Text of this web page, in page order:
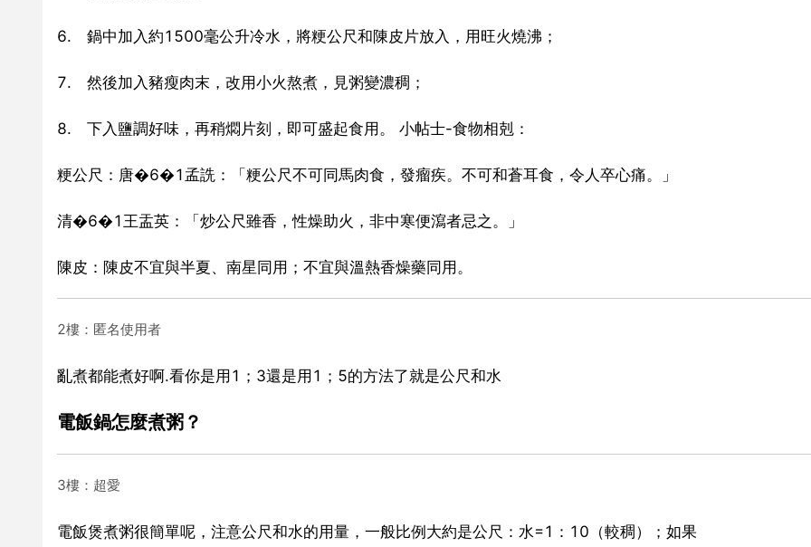
6. 鍋中加入約1500毫公升冷水，將粳公尺和陳皮片放入，用旺火燒沸；
7. 然後加入豬瘦肉末，改用小火熬煮，見粥變濃稠；
8. 下入鹽調好味，再稍燜片刻，即可盛起食用。 小帖士-食物相剋：
粳公尺：唐�6�1孟詵：「粳公尺不可同馬肉食，發瘤疾。不可和蒼耳食，令人卒心痛。」
清�6�1王盂英：「炒公尺雖香，性燥助火，非中寒便瀉者忌之。」
陳皮：陳皮不宜與半夏、南星同用；不宜與溫熱香燥藥同用。
2樓：匿名使用者
亂煮都能煮好啊.看你是用1；3還是用1；5的方法了就是公尺和水
電飯鍋怎麼煮粥？
3樓：超愛
電飯煲煮粥很簡單呢，注意公尺和水的用量，一般比例大約是公尺：水=1：10（較稠）；如果